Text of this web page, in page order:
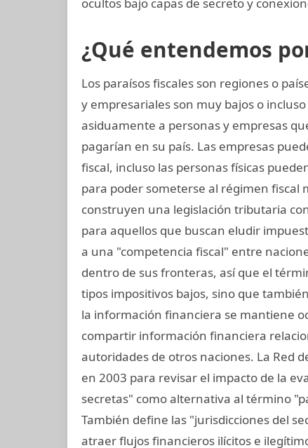
¿Qué entendemos
Los paraísos fiscales son regiones o
y empresariales son muy bajos o
asiduamente a personas y empresas
pagarían en su país. Las empresas
fiscal, incluso las personas físicas
para poder someterse al régimen fiscal
construyen una legislación tributaria
para aquellos que buscan eludir
a una "competencia fiscal" entre
dentro de sus fronteras, así que el
tipos impositivos bajos, sino que
la información financiera se mantiene
compartir información financiera
autoridades de otros naciones. La Red
en 2003 para revisar el impacto de la
secretas" como alternativa al término
También define las "jurisdicciones del
atraer flujos financieros ilícitos e